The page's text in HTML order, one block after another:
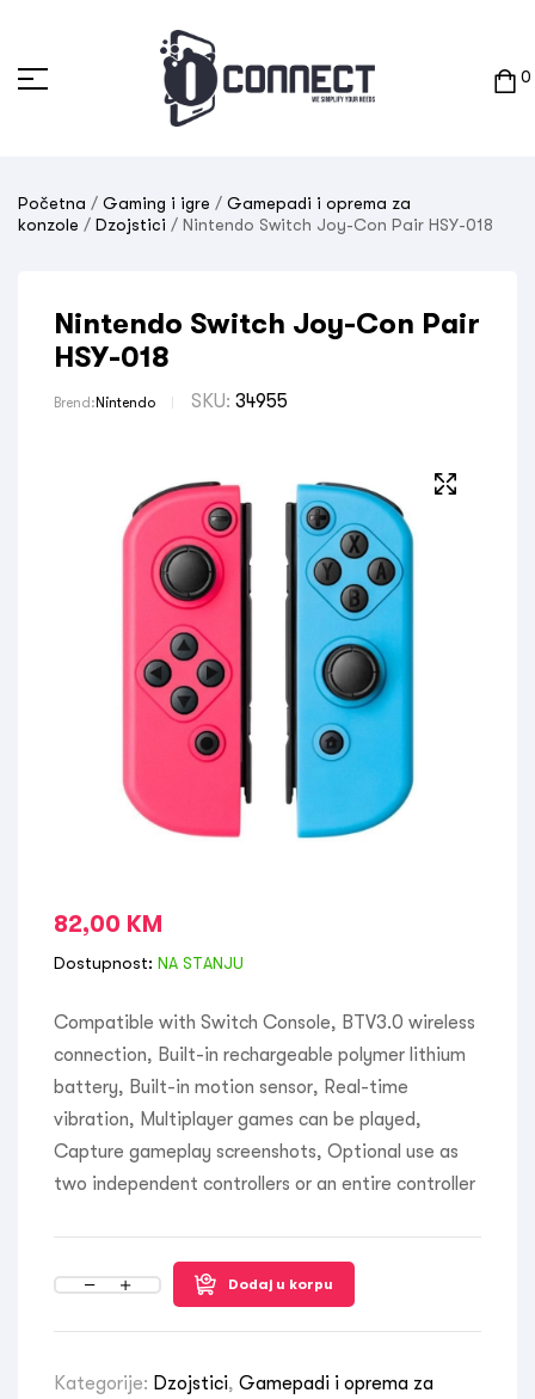
0
Početna / Gaming i igre / Gamepadi i oprema za
konzole / Dzojstici / Nintendo Switch Joy-Con Pair HSY-018
Nintendo Switch Joy-Con Pair
HSY-018
Brend: Nintendo SKU: 34955
82,00 KM
Dostupnost: NA STANJU
Compatible with Switch Console, BTV3.0 wireless
connection, Built-in rechargeable polymer lithium
battery, Built-in motion sensor, Real-time
vibration, Multiplayer games can be played,
Capture gameplay screenshots, Optional use as
two independent controllers or an entire controller
Dodaj u korpu
Kategorije: Dzojstici, Gamepadi i oprema za